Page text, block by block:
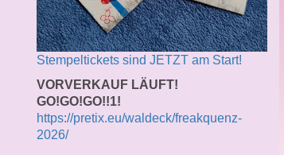
Stempeltickets sind JETZT am Start!
VORVERKAUF LÄUFT!
GO!GO!GO!!1!
https://pretix.eu/waldeck/freakquenz-
2026/